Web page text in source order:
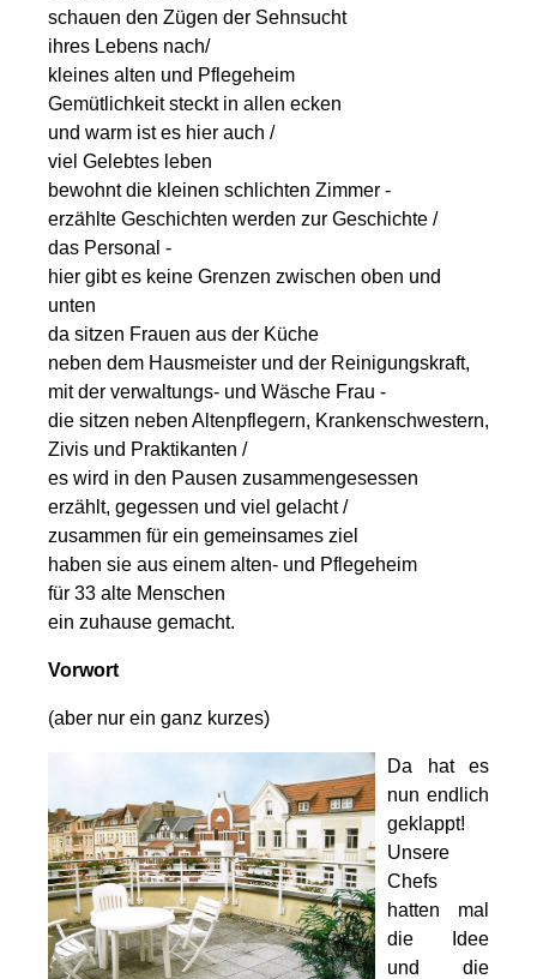
schauen den Zügen der Sehnsucht
ihres Lebens nach/
kleines alten und Pflegeheim
Gemütlichkeit steckt in allen ecken
und warm ist es hier auch /
viel Gelebtes leben
bewohnt die kleinen schlichten Zimmer -
erzählte Geschichten werden zur Geschichte /
das Personal -
hier gibt es keine Grenzen zwischen oben und
unten
da sitzen Frauen aus der Küche
neben dem Hausmeister und der Reinigungskraft,
mit der verwaltungs- und Wäsche Frau -
die sitzen neben Altenpflegern, Krankenschwestern,
Zivis und Praktikanten /
es wird in den Pausen zusammengesessen
erzählt, gegessen und viel gelacht /
zusammen für ein gemeinsames ziel
haben sie aus einem alten- und Pflegeheim
für 33 alte Menschen
ein zuhause gemacht.
Vorwort
(aber nur ein ganz kurzes)
Da hat es
nun endlich
geklappt!
Unsere
Chefs
hatten mal
die Idee
und die